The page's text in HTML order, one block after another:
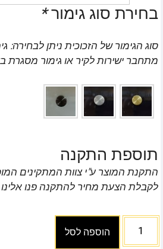
בחירת סוג גימור*
סוג הגימור של הזכוכית ניתן לבחירה:
מתחבר ישירות לקיר או גימור מסגרת
תוספת התקנה
התקנת המוצר ע"י צוות המתקינים
לקבלת הצעת מחיר להתקנה פנו
הוספה לסל